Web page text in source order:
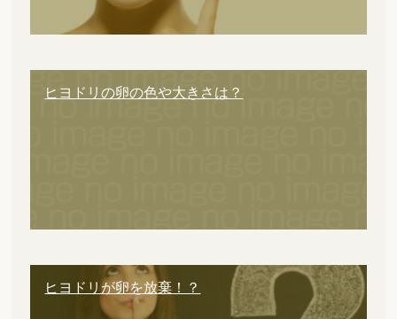
ヒヨドリの卵の色や大きさは？
ヒヨドリが卵を放棄！？